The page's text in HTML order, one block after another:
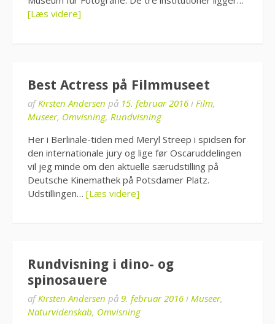
[Læs videre]
Best Actress på Filmmuseet
afKirsten Andersen på 15. februar 2016 i Film,
Museer, Omvisning, Rundvisning
Her i Berlinale-tiden med Meryl Streep i spidsen for
den internationale jury og lige før Oscaruddelingen
vil jeg minde om den aktuelle særudstilling på
Deutsche Kinemathek på Potsdamer Platz.
Udstillingen… [Læs videre]
Rundvisning i dino- og
spinosauere
afKirsten Andersen på 9. februar 2016 i Museer,
Naturvidenskab, Omvisning